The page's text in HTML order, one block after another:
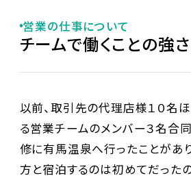
営業の仕事について
チームで働くことの強さ
以前、取引先の代理店様１０名
る営業チームのメンバー３名合
修に有馬温泉へ行ったことがあ
方と宿泊するのは初めてだったの